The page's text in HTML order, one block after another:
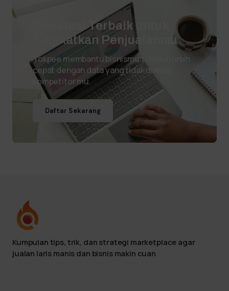
Investasi Terbaik untuk
Tingkatkan Penjualanmu
Tokpee membantu bisnismu tumbuh lebih
cepat dengan data yang tidak dimiliki
kompetitor mu.
Daftar Sekarang
Kumpulan tips, trik, dan strategi marketplace agar
jualan laris manis dan bisnis makin cuan